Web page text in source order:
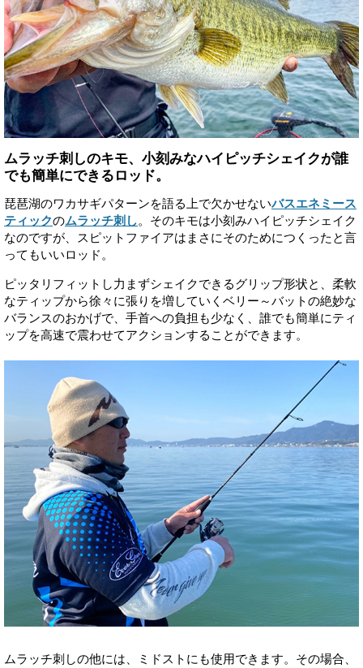
ムラッチ刺しのキモ、小刻みなハイピッチシェイクが誰
でも簡単にできるロッド。
琵琶湖のワカサギパターンを語る上で欠かせないバスエネミース
ティックのムラッチ刺し。そのキモは小刻みハイピッチシェイク
なのですが、スピットファイアはまさにそのためにつくったと言
ってもいいロッド。
ピッタリフィットし力まずシェイクできるグリップ形状と、柔軟
なティップから徐々に張りを増していくベリー～バットの絶妙な
バランスのおかげで、手首への負担も少なく、誰でも簡単にティ
ップを高速で震わせてアクションすることができます。
ムラッチ刺しの他には、ミドストにも使用できます。その場合、